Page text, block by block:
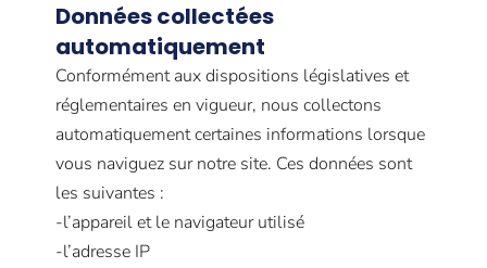
Données collectées
automatiquement
Conformément aux dispositions législatives et
réglementaires en vigueur, nous collectons
automatiquement certaines informations lorsque
vous naviguez sur notre site. Ces données sont
les suivantes :
-l’appareil et le navigateur utilisé
-l’adresse IP